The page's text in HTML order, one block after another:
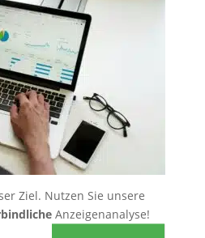
Ziel. Nutzen Sie unsere
Anzeigenanalyse!